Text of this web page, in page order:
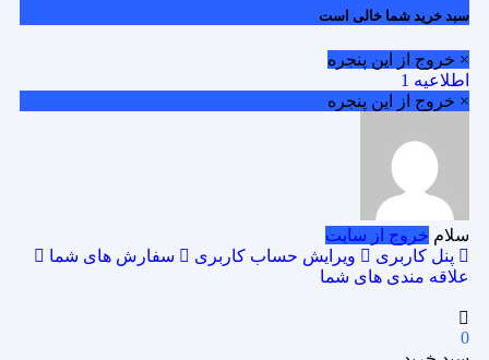
سبد خرید شما خالی است
× خروج از این پنجره
اطلاعیه 1
× خروج از این پنجره
سلام خروج از سایت
پنل کاربری
ویرایش حساب کاربری
سفارش های شما
علاقه مندی های شما
0